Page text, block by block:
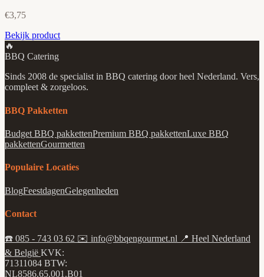
€3,75
Bekijk product
🔥
BBQ Catering
Sinds 2008 de specialist in BBQ catering door heel Nederland. Vers,
compleet & zorgeloos.
BBQ Pakketten
Budget BBQ pakkettenPremium BBQ pakkettenLuxe BBQ
pakkettenGourmetten
Populaire Locaties
BlogFeestdagenGelegenheden
Contact
☎️ 085 - 743 03 62 ✉️ info@bbqengourmet.nl 📍 Heel Nederland
& België KVK:
71311084 BTW:
NL8586.65.001.B01